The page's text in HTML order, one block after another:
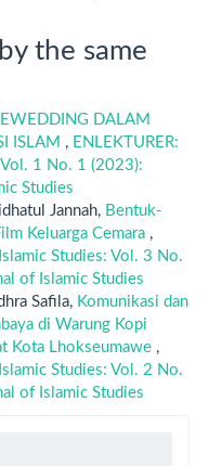
the same
DALAM
ISLAM , ENLEKTURER:
1 No. 1 (2023):
Studies
Jannah, Bentuk-
Keluarga Cemara ,
Studies: Vol. 3 No.
of Islamic Studies
Safila, Komunikasi dan
di Warung Kopi
Kota Lhokseumawe ,
Studies: Vol. 2 No.
of Islamic Studies